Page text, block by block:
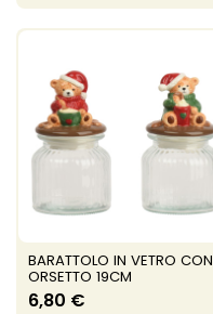
BARATTOLO IN VETRO CON
ORSETTO 19CM
6,80 €